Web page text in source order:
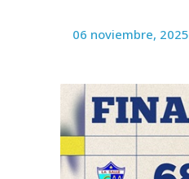
06 noviembre, 2025